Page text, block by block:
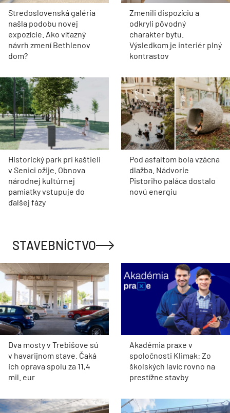
Stredoslovenská galéria
našla podobu novej
expozície. Ako víťazný
návrh zmení Bethlenov
dom?
Zmenili dispozíciu a
odkryli pôvodný
charakter bytu.
Výsledkom je interiér plný
kontrastov
Historický park pri kaštieli
v Senici ožije. Obnova
národnej kultúrnej
pamiatky vstupuje do
ďalšej fázy
Pod asfaltom bola vzácna
dlažba. Nádvorie
Pistoriho paláca dostalo
novú energiu
STAVEBNÍCTVO
Dva mosty v Trebišove sú
v havarijnom stave. Čaká
ich oprava spolu za 11,4
mil. eur
Akadémia praxe v
spoločnosti Klimak: Zo
školských lavíc rovno na
prestížne stavby